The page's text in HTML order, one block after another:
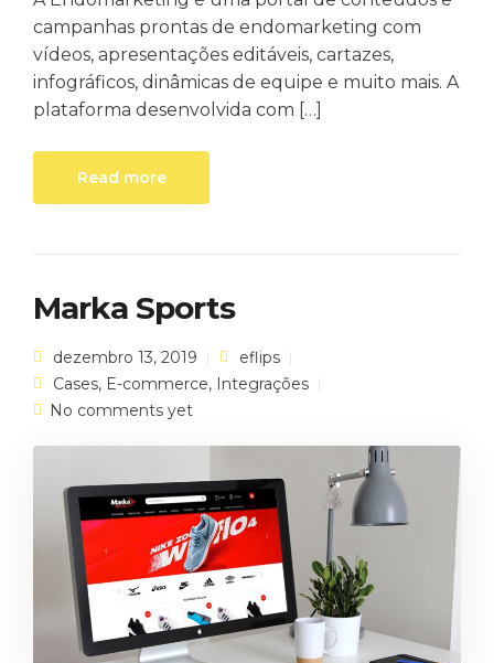
campanhas prontas de endomarketing com
vídeos, apresentações editáveis, cartazes,
infográficos, dinâmicas de equipe e muito mais. A
plataforma desenvolvida com […]
Read more
Marka Sports
dezembro 13, 2019
eflips
Cases, E-commerce, Integrações
No comments yet